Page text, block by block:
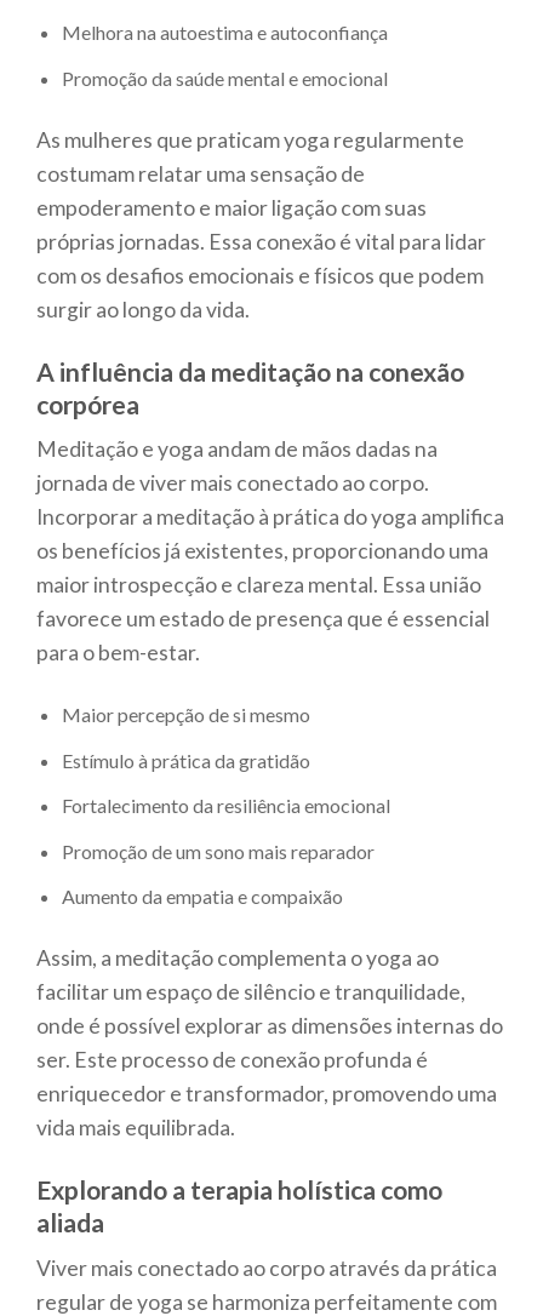
Melhora na autoestima e autoconfiança
Promoção da saúde mental e emocional
As mulheres que praticam yoga regularmente
costumam relatar uma sensação de
empoderamento e maior ligação com suas
próprias jornadas. Essa conexão é vital para lidar
com os desafios emocionais e físicos que podem
surgir ao longo da vida.
A influência da meditação na conexão
corpórea
Meditação e yoga andam de mãos dadas na
jornada de viver mais conectado ao corpo.
Incorporar a meditação à prática do yoga amplifica
os benefícios já existentes, proporcionando uma
maior introspecção e clareza mental. Essa união
favorece um estado de presença que é essencial
para o bem-estar.
Maior percepção de si mesmo
Estímulo à prática da gratidão
Fortalecimento da resiliência emocional
Promoção de um sono mais reparador
Aumento da empatia e compaixão
Assim, a meditação complementa o yoga ao
facilitar um espaço de silêncio e tranquilidade,
onde é possível explorar as dimensões internas do
ser. Este processo de conexão profunda é
enriquecedor e transformador, promovendo uma
vida mais equilibrada.
Explorando a terapia holística como
aliada
Viver mais conectado ao corpo através da prática
regular de yoga se harmoniza perfeitamente com